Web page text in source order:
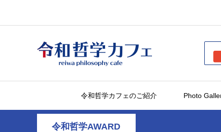
令和哲学カフェのご紹介 Photo
令和哲学AWARD